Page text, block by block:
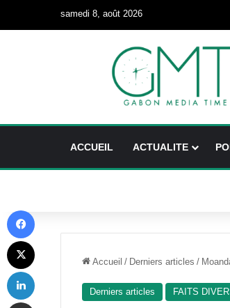
samedi 8, août 2026
ACCUEIL ACTUALITE
Accueil / Derniers articles /
Derniers articles FAITS